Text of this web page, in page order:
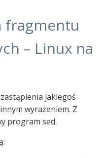
fragmentu
– Linux na
jakiegoś
wyrażeniem. Z
program sed.